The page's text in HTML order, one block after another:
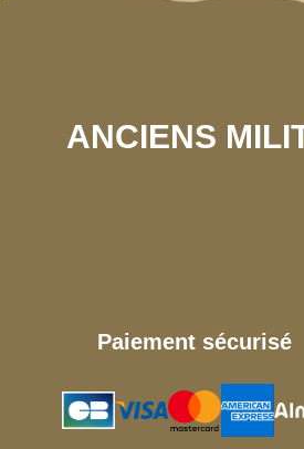
ANCIENS
Paiement sécurisé